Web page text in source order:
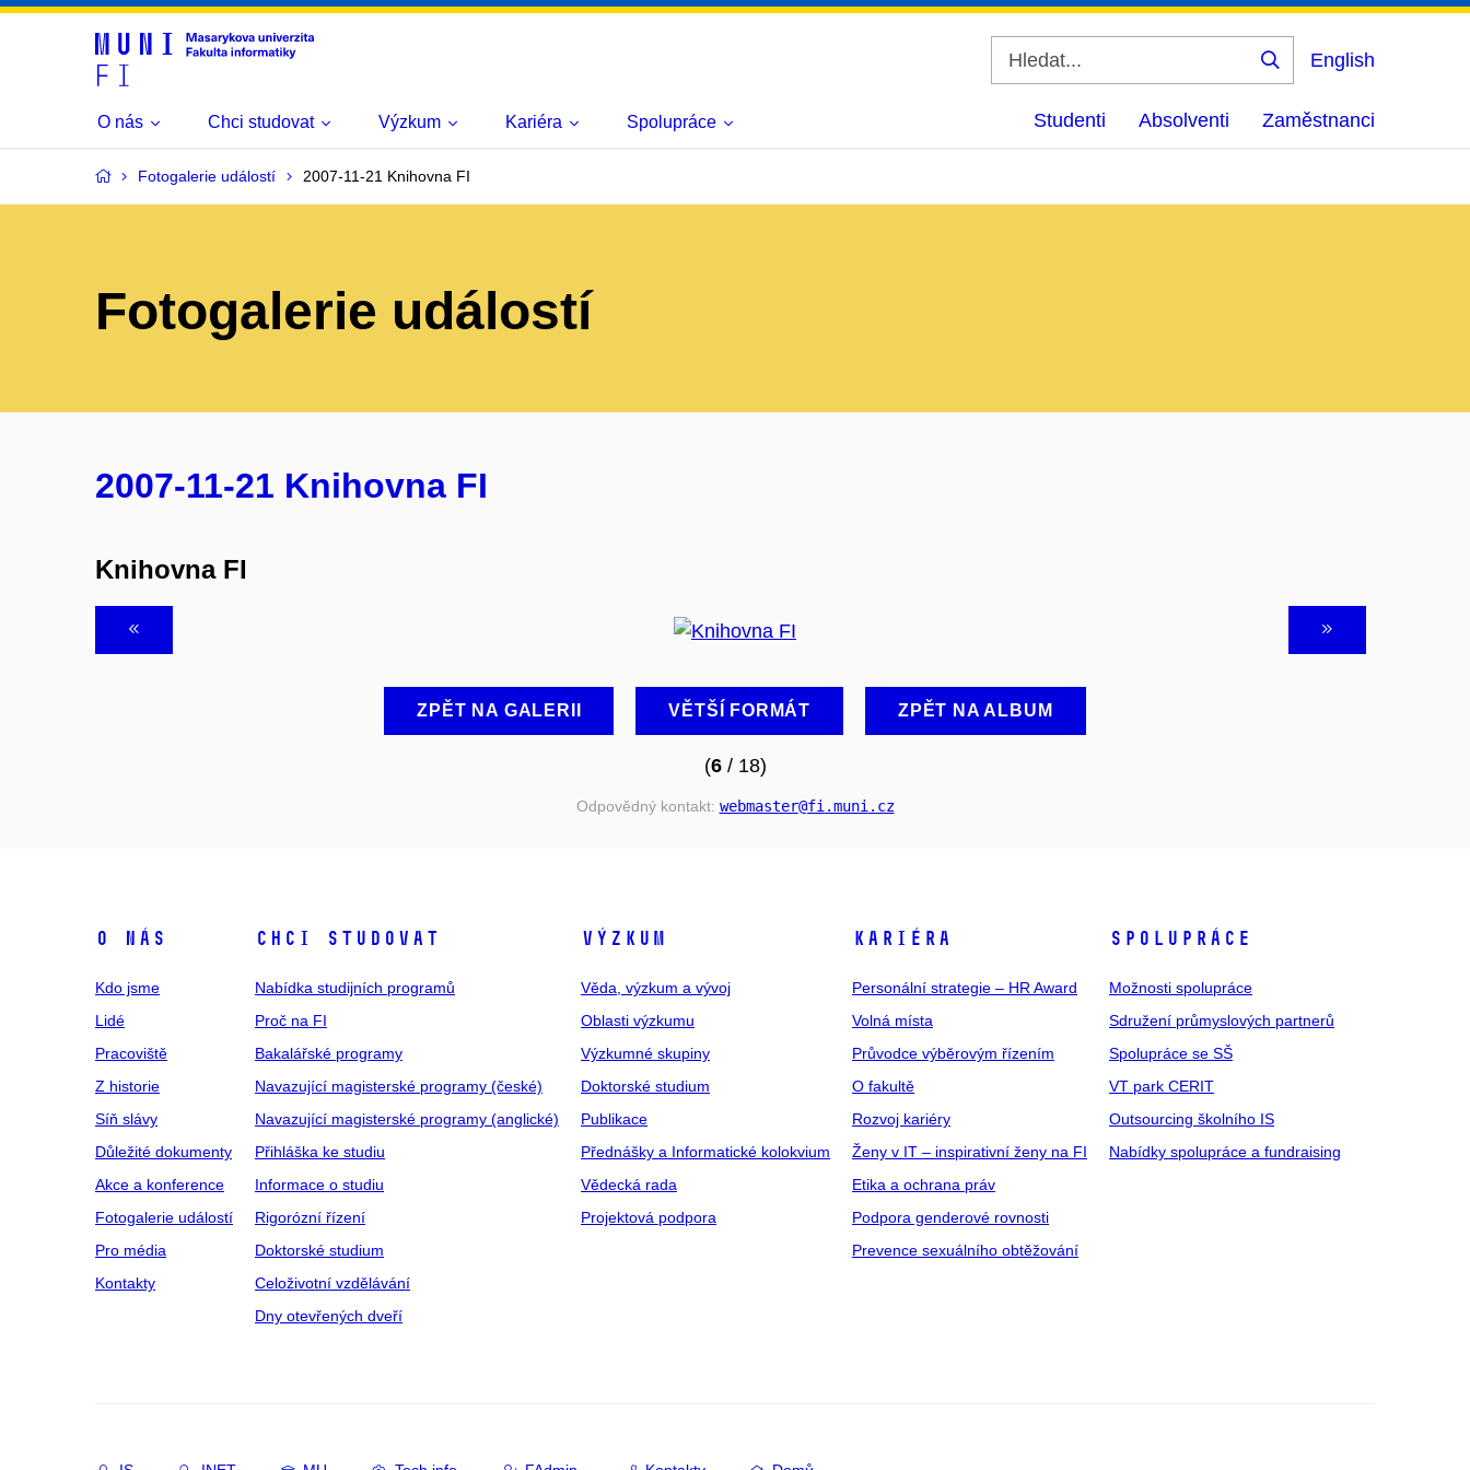
Vyhledat
English
O nás Chci studovat Výzkum Kariéra Spolupráce Studenti Absolventi Zaměstnanci
Fotogalerie událostí 2007-11-21 Knihovna FI
Fotogalerie událostí
2007-11-21 Knihovna FI
Knihovna FI
ZPĚT NA GALERII VĚTŠÍ FORMÁT ZPĚT NA ALBUM
(6/ 18)
Odpovědný kontakt: webmaster@fi .muni .cz
O NÁS
Kdo jsme
Lidé
Pracoviště
Z historie
Síň slávy
Důležité dokumenty
Akce a konference
Fotogalerie událostí
Pro média
Kontakty
CHCI STUDOVAT
Nabídka studijních programů
Proč na FI
Bakalářské programy
Navazující magisterské programy (české)
Navazující magisterské programy (anglické)
Přihláška ke studiu
Informace o studiu
Rigorózní řízení
Doktorské studium
Celoživotní vzdělávání
Dny otevřených dveří
VÝZKUM
Věda, výzkum a vývoj
Oblasti výzkumu
Výzkumné skupiny
Doktorské studium
Publikace
Přednášky a Informatické kolokvium
Vědecká rada
Projektová podpora
KARIÉRA
Personální strategie – HR Award
Volná místa
Průvodce výběrovým řízením
O fakultě
Rozvoj kariéry
Ženy v IT – inspirativní ženy na FI
Etika a ochrana práv
Podpora genderové rovnosti
Prevence sexuálního obtěžování
SPOLUPRÁCE
Možnosti spolupráce
Sdružení průmyslových partnerů
Spolupráce se SŠ
VT park CERIT
Outsourcing školního IS
Nabídky spolupráce a fundraising